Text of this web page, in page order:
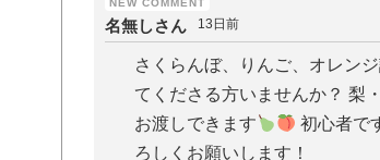
名無しさん 13日前
さくらんぼ、りんご、オレン
てくださる方いませんか？ 梨
お渡しできます
初心者で
ろしくお願いします！